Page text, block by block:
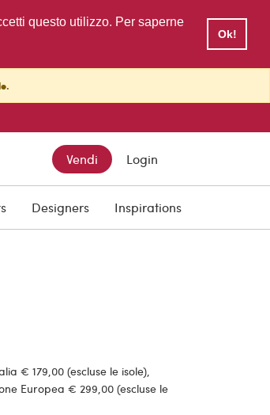
questo utilizzo. Per saperne
Ok!
Vendi Login
Designers Inspirations
€ 179,00 (escluse le isole),
Europea € 299,00 (escluse le